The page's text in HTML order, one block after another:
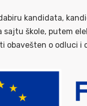
kandidata,
sajtu škole, putem
obavešten o odluci i